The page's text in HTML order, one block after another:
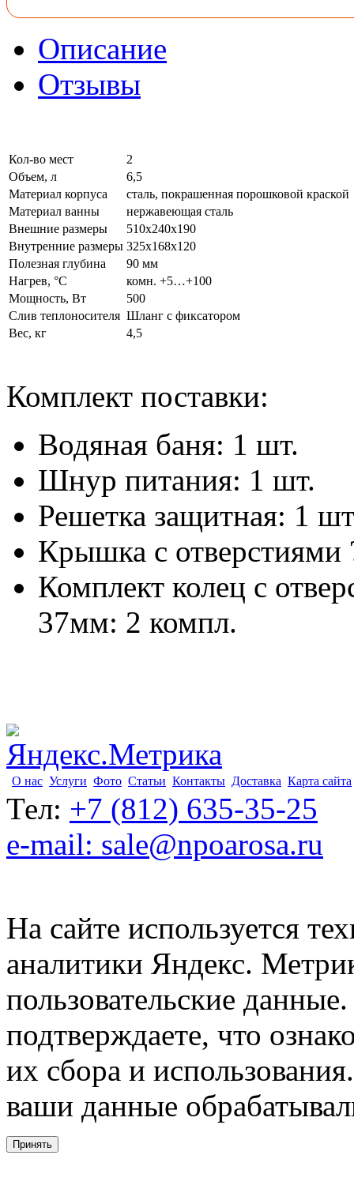
Описание
Отзывы
Кол-во мест
2
Объем, л
6,5
Материал корпуса
сталь, покрашенная порошковой краской
Материал ванны
нержавеющая сталь
Внешние размеры
510х240х190
Внутренние размеры 325х168х120
Полезная глубина
90 мм
Нагрев, °С
комн. +5…+100
Мощность, Вт
500
Слив теплоносителя Шланг с фиксатором
Вес, кг
4,5
Комплект поставки:
Водяная баня: 1 шт.
Шнур питания: 1 шт.
Решетка защитная: 1
Крышка с
Комплект колец с
37мм: 2 компл.
О нас Услуги Фото Статьи Контакты Доставка Карта сайта
Тел: +7 (812) 635-35-25
e-mail: sale@npoarosa.ru
На сайте используется
аналитики Яндекс.
пользовательские
подтверждаете, что
их сбора и
ваши данные
Принять